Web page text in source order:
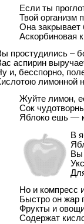
Если ты
Твой организм
Она закрывает
Аскорбиновая
простудились –
аспирин
и, бесспорно,
лимонной
Жуйте лимон,
Сок
Яблоко ешь —
В
Вы
Но и компресс
Быстро он жар
Фрукты и
Содержат